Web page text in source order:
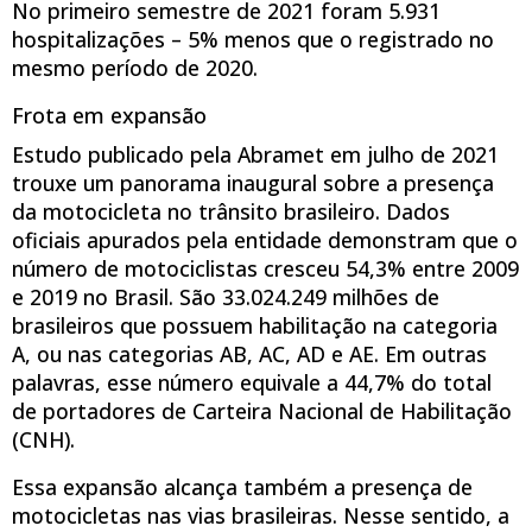
No primeiro semestre de 2021 foram 5.931
hospitalizações – 5% menos que o registrado no
mesmo período de 2020.
Frota em expansão
Estudo publicado pela Abramet em julho de 2021
trouxe um panorama inaugural sobre a presença
da motocicleta no trânsito brasileiro. Dados
oficiais apurados pela entidade demonstram que o
número de motociclistas cresceu 54,3% entre 2009
e 2019 no Brasil. São 33.024.249 milhões de
brasileiros que possuem habilitação na categoria
A, ou nas categorias AB, AC, AD e AE. Em outras
palavras, esse número equivale a 44,7% do total
de portadores de Carteira Nacional de Habilitação
(CNH).
Essa expansão alcança também a presença de
motocicletas nas vias brasileiras. Nesse sentido, a